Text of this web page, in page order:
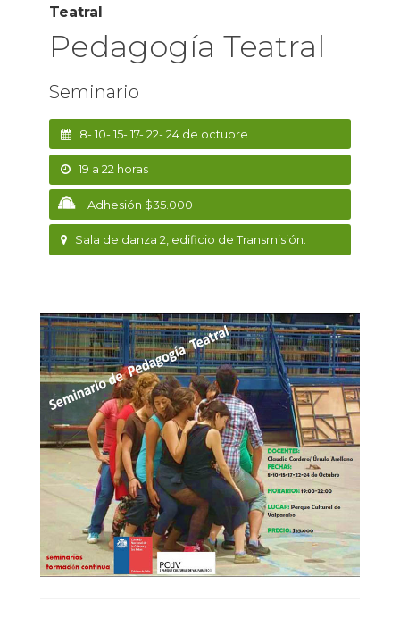
Teatral
Pedagogía Teatral
Seminario
8- 10- 15- 17- 22- 24 de octubre
19 a 22 horas
Adhesión $35.000
Sala de danza 2, edificio de Transmisión.